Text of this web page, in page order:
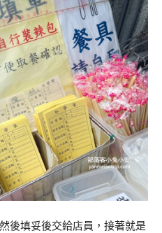
後填妥後交給店員，接著就是